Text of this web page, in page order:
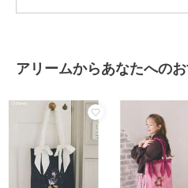
アリームからあなたへの